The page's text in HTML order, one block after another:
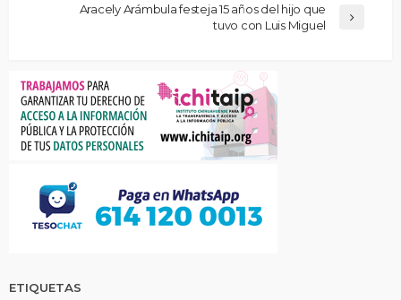
Aracely Arámbula festeja 15 años del hijo que
tuvo con Luis Miguel
ETIQUETAS